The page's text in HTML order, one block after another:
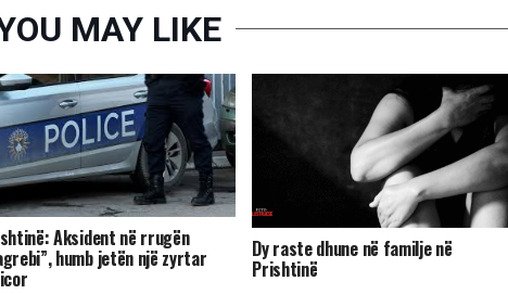
MAY LIKE
Aksident në rrugën
humb jetën një zyrtar Dy raste dhune në familje në
Prishtinë